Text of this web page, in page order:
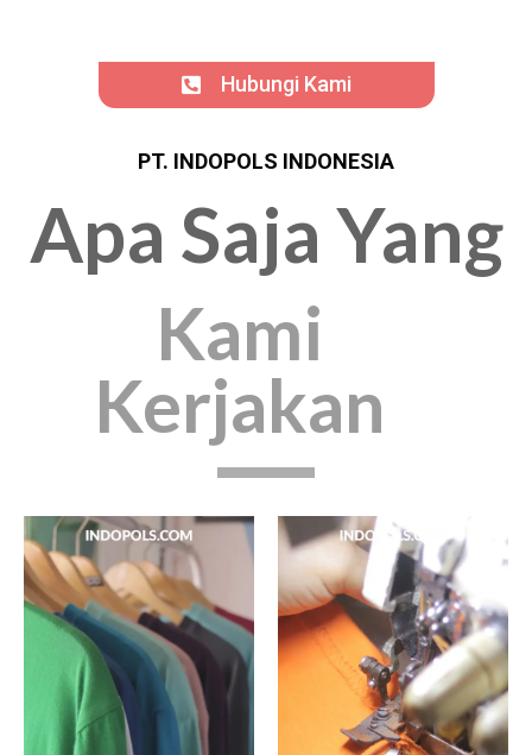
Hubungi Kami
PT. INDOPOLS INDONESIA
Apa Saja Yang
Kami
Kerjakan